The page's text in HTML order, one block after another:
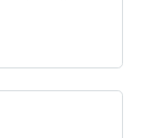
楽しみにし
飯 長くて大
タケ油揚げ
たが 身体